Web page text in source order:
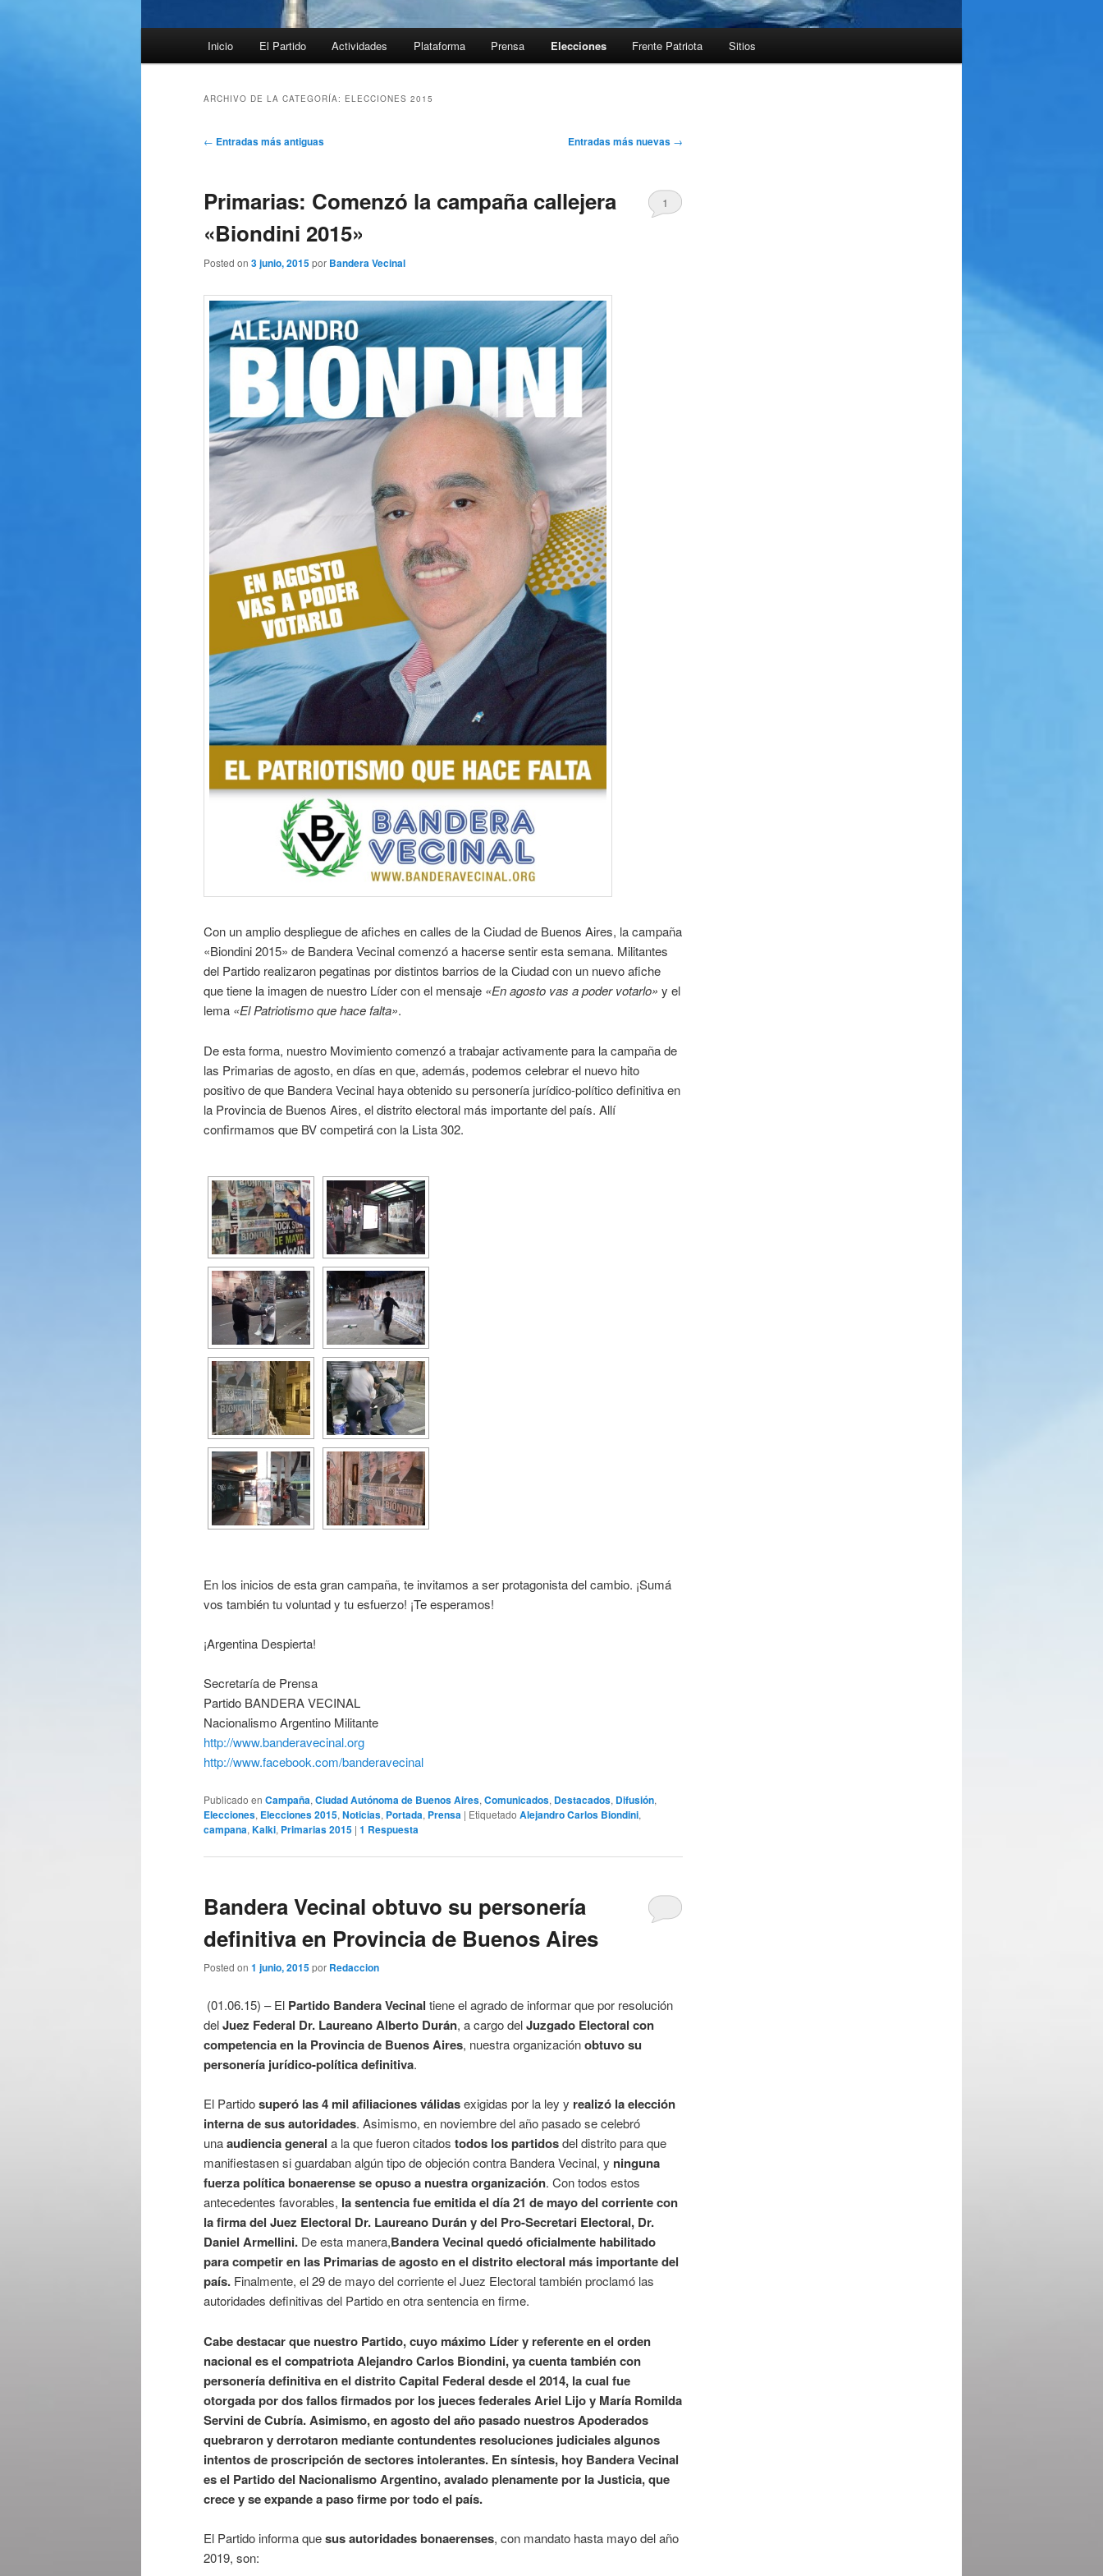
Inicio El Partido Actividades Plataforma Prensa Elecciones Frente Patriota Sitios
ARCHIVO DE LA CATEGORÍA: ELECCIONES 2015
Navegación
← Entradas más antiguas Entradas más nuevas →
Primarias: Comenzó la campaña callejera
«Biondini 2015»
Posted on 3 junio, 2015por Bandera Vecinal
1
Con un amplio despliegue de afiches en calles de la Ciudad de Buenos Aires, la campaña
«Biondini 2015» de Bandera Vecinal comenzó a hacerse sentir esta semana. Militantes
del Partido realizaron pegatinas por distintos barrios de la Ciudad con un nuevo afiche
que tiene la imagen de nuestro Líder con el mensaje «En agosto vas a poder votarlo» y el
lema «El Patriotismo que hace falta».
De esta forma, nuestro Movimiento comenzó a trabajar activamente para la campaña de
las Primarias de agosto, en días en que, además, podemos celebrar el nuevo hito
positivo de que Bandera Vecinal haya obtenido su personería jurídico-político definitiva en
la Provincia de Buenos Aires, el distrito electoral más importante del país. Allí
confirmamos que BV competirá con la Lista 302.
En los inicios de esta gran campaña, te invitamos a ser protagonista del cambio. ¡Sumá
vos también tu voluntad y tu esfuerzo! ¡Te esperamos!
¡Argentina Despierta!
Secretaría de Prensa
Partido BANDERA VECINAL
Nacionalismo Argentino Militante
http://www.banderavecinal.org
http://www.facebook.com/banderavecinal
Publicado en Campaña, Ciudad Autónoma de Buenos Aires, Comunicados, Destacados, Difusión,
Elecciones, Elecciones 2015, Noticias, Portada, Prensa | Etiquetado Alejandro Carlos Biondini,
campana, Kalki, Primarias 2015 | 1 Respuesta
Bandera Vecinal obtuvo su personería
definitiva en Provincia de Buenos Aires
Posted on 1 junio, 2015por Redaccion
(01.06.15) – El Partido Bandera Vecinal tiene el agrado de informar que por resolución
delJuez Federal Dr. Laureano Alberto Durán, a cargo delJuzgado Electoral con
competencia en la Provincia de Buenos Aires, nuestra organizaciónobtuvo su
personería jurídico-política definitiva.
El Partidosuperó las 4 mil afiliaciones válidasexigidas por la ley y realizó laelección
interna de sus autoridades. Asimismo, en noviembre del año pasado se celebró
unaaudiencia general a la que fueron citados todos los partidosdel distrito para que
manifiestasen si guardaban algún tipo de objeción contra Bandera Vecinal, y ninguna
fuerza política bonaerense se opusoa nuestra organización. Con todos estos
antecedentes favorables, la sentencia fue emitida el día 21 de mayo del corriente con
la firma del Juez Electoral Dr. Laureano Durán y del Pro-Secretari Electoral, Dr.
Daniel Armellini. De esta manera,Bandera Vecinal quedó oficialmente habilitado
para competir en las Primarias de agosto en el distrito electoral más importante del
país. Finalmente, el 29 de mayo del corriente el Juez Electoral también proclamó las
autoridades definitivas del Partido en otra sentencia en firme.
Cabe destacar que nuestro Partido, cuyo máximo Líder y referente en el orden
nacional es el compatriota Alejandro Carlos Biondini, ya cuenta también con
personería definitiva en el distrito Capital Federal desde el 2014, la cual fue
otorgada por dos fallos firmados por los jueces federales Ariel Lijo y María Romilda
Servini de Cubría. Asimismo, en agosto del año pasado nuestros Apoderados
quebraron y derrotaron mediante contundentes resoluciones judiciales algunos
intentos de proscripción de sectores intolerantes. En síntesis, hoy Bandera Vecinal
es el Partido del Nacionalismo Argentino, avalado plenamente por la Justicia, que
crece y se expande a paso firme por todo el país.
El Partido informa quesus autoridades bonaerenses, con mandato hasta mayo del año
2019, son: